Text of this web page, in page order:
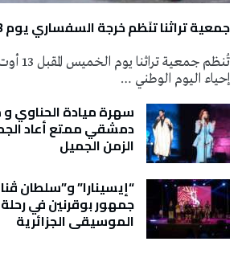
جمعية تراثنا تنَظم خرجة السفساري يوم 13 أوت 2026
إحياء اليوم الوطني …
سهرة ميادة الحناوي
دمشقي ممتع أعاد
الزمن الجميل
“إيسينارا” و”سلطان
جمهور بوقرنين في
الموسيقى الجزائرية